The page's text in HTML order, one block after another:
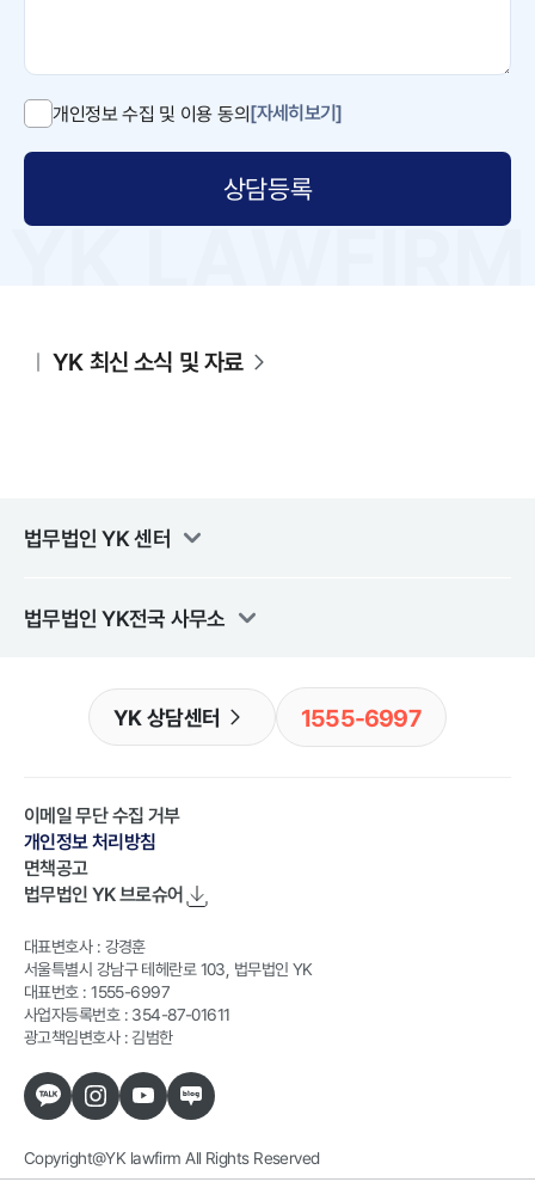
개인정보 수집 및 이용 동의[자세히보기]
상담등록
YK 최신 소식 및 자료
법무법인 YK센터
법무법인 YK전국 사무소
YK 상담센터 1555-6997
이메일 무단 수집 거부
개인정보 처리방침
면책공고
법무법인 YK브로슈어
대표변호사 : 강경훈
서울특별시 강남구 테헤란로 103, 법무법인 YK
대표번호 : 1555-6997
사업자등록번호 : 354-87-01611
광고책임변호사 : 김범한
Copyright@YK lawfirm All Rights Reserved